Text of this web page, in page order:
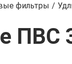
фильтры /
ПВС